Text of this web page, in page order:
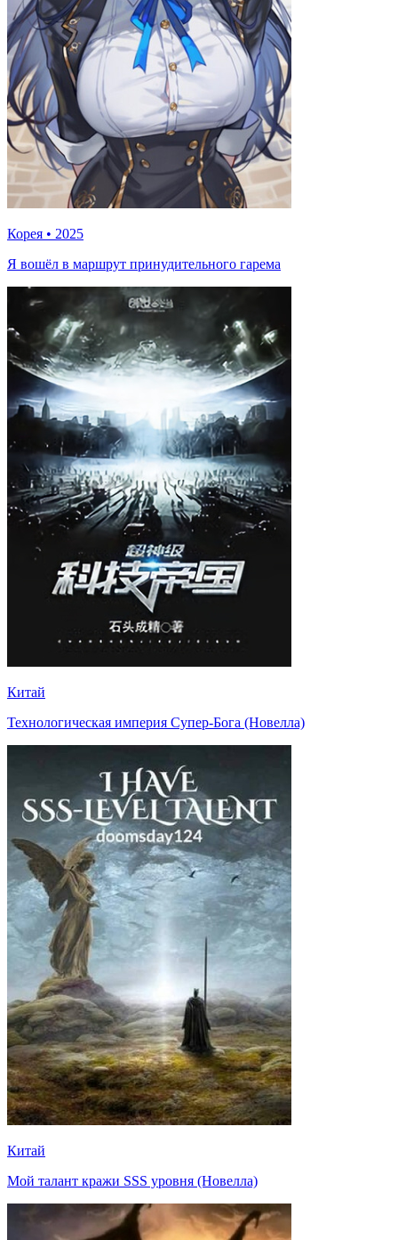
Корея • 2025
Я вошёл в маршрут принудительного гарема
Китай
Технологическая империя Супер-Бога (Новелла)
Китай
Мой талант кражи SSS уровня (Новелла)